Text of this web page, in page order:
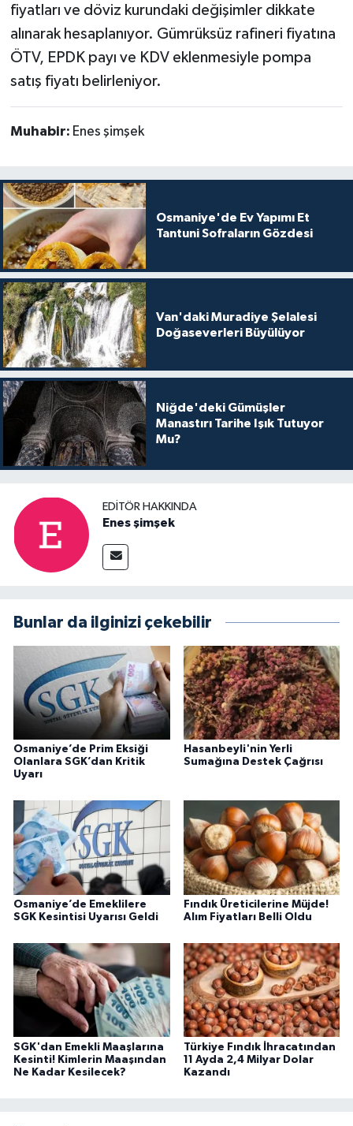
fiyatları ve döviz kurundaki değişimler dikkate
alınarak hesaplanıyor. Gümrüksüz rafineri fiyatına
ÖTV, EPDK payı ve KDV eklenmesiyle pompa
satış fiyatı belirleniyor.
Muhabir: Enes şimşek
Osmaniye'de Ev Yapımı Et
Tantuni Sofraların Gözdesi
Van'daki Muradiye Şelalesi
Doğaseverleri Büyülüyor
Niğde'deki Gümüşler
Manastırı Tarihe Işık Tutuyor
Mu?
EDITÖR HAKKINDA
Enes şimşek
Bunlar da ilginizi çekebilir
Osmaniye’de Prim Eksiği
Olanlara SGK’dan Kritik
Uyarı
Hasanbeyli'nin Yerli
Sumağına Destek Çağrısı
Osmaniye’de Emeklilere
SGK Kesintisi Uyarısı Geldi
Fındık Üreticilerine Müjde!
Alım Fiyatları Belli Oldu
SGK'dan Emekli Maaşlarına
Kesinti! Kimlerin Maaşından
Ne Kadar Kesilecek?
Türkiye Fındık İhracatından
11 Ayda 2,4 Milyar Dolar
Kazandı